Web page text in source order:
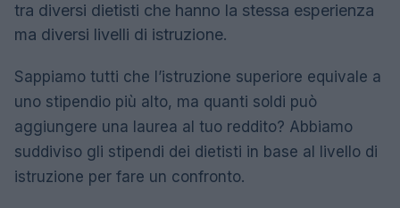
tra diversi dietisti che hanno la stessa esperienza
ma diversi livelli di istruzione.
Sappiamo tutti che l’istruzione superiore equivale a
uno stipendio più alto, ma quanti soldi può
aggiungere una laurea al tuo reddito? Abbiamo
suddiviso gli stipendi dei dietisti in base al livello di
istruzione per fare un confronto.